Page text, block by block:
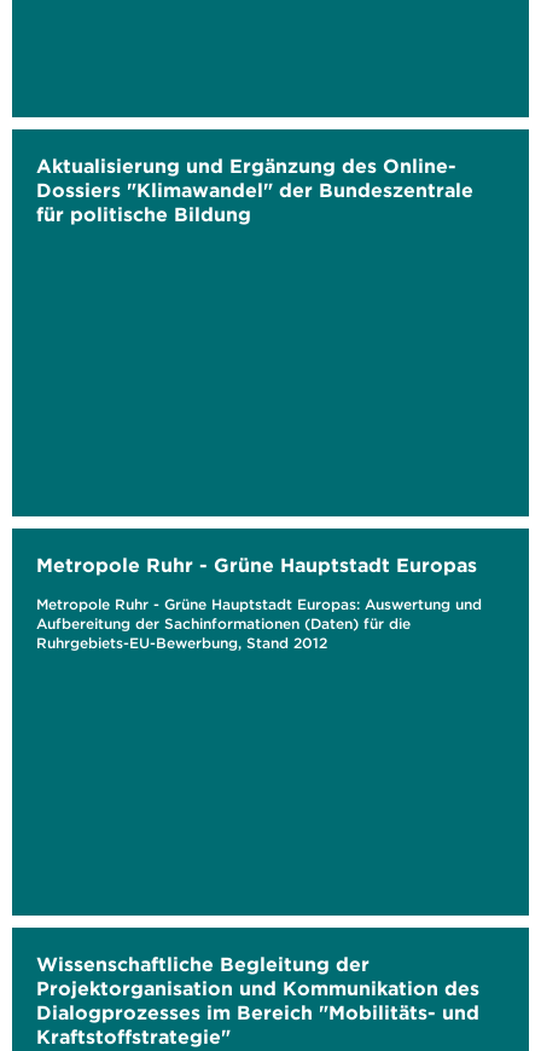
Aktualisierung und Ergänzung des Online-
Dossiers "Klimawandel" der Bundeszentrale
für politische Bildung
Metropole Ruhr - Grüne Hauptstadt Europas
Metropole Ruhr - Grüne Hauptstadt Europas: Auswertung und
Aufbereitung der Sachinformationen (Daten) für die
Ruhrgebiets-EU-Bewerbung, Stand 2012
Wissenschaftliche Begleitung der
Projektorganisation und Kommunikation des
Dialogprozesses im Bereich "Mobilitäts- und
Kraftstoffstrategie"